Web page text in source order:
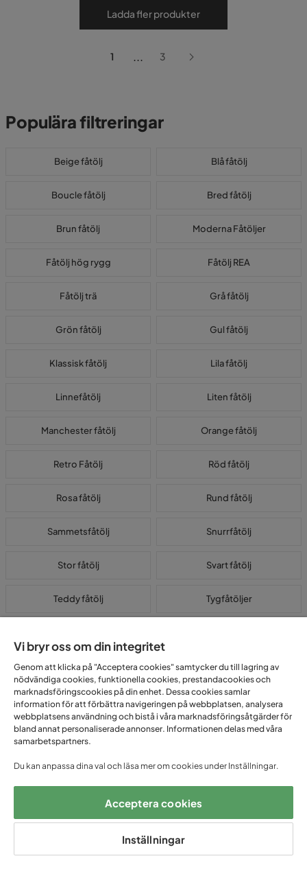
Ladda fler produkter
1 ... 3
Populära filtreringar
Beige fåtölj Blå fåtölj
Boucle fåtölj Bred fåtölj
Brun fåtölj Moderna Fåtöljer
Fåtölj hög rygg Fåtölj REA
Fåtölj trä Grå fåtölj
Grön fåtölj Gul fåtölj
Klassisk fåtölj Lila fåtölj
Linnefåtölj Liten fåtölj
Manchester fåtölj Orange fåtölj
Retro Fåtölj Röd fåtölj
Rosa fåtölj Rund fåtölj
Sammetsfåtölj Snurrfåtölj
Stor fåtölj Svart fåtölj
Teddy fåtölj Tygfåtöljer
Design fåtölj för ett modernt hem
Moderna fåtöljer är en populär möbeltyp som är känd för sin stilrena
design och bekvämlighet. Dessa fåtöljer är vanligtvis tillverkade av
högkvalitativa material som läder, tyg eller konstläder och har ofta en
minimalistisk och elegant estetik. Moderna fåtöljer är utformade för
att ge optimal komfort och stöd för rygg och nacke, samtidigt som
design och bekväma sittplats är dessa fåtöljer perfekta för
avkoppling och vila.
Vi bryr oss om din integritet
Genom att klicka på "Acceptera cookies" samtycker du till lagring av
nödvändiga cookies, funktionella cookies, prestandacookies och
marknadsföringscookies på din enhet. Dessa cookies samlar
information för att förbättra navigeringen på webbplatsen, analysera
webbplatsens användning och bistå i våra marknadsföringsåtgärder för
bland annat personaliserade annonser. Informationen delas med våra
samarbetspartners.
Du kan anpassa dina val och läsa mer om cookies under Inställningar.
Acceptera cookies
Inställningar